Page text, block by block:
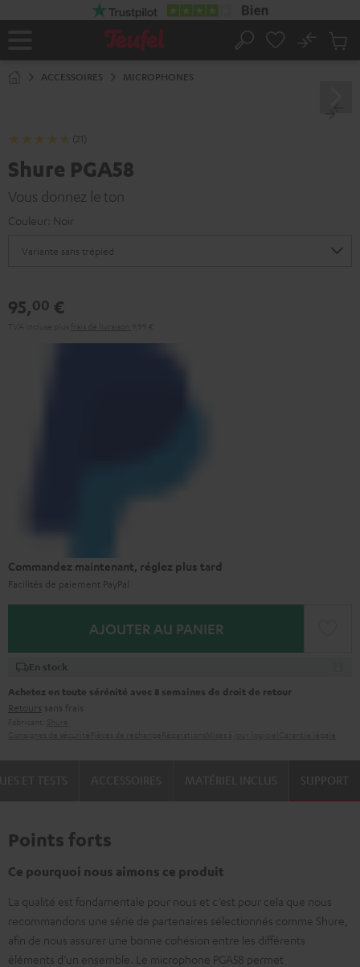
Page
Rechercher
No
ACCESSOIRES MICROPHONES
(21)
Shure PGA58
Vous donnez le ton
Couleur: Noir
95,00 €
Commandez maintenant, réglez plus tard
Facilités de paiement PayPal
AJOUTER AU PANIER
En stock
Achetez en toute sérénité avec 8 semaines de droit de retour
Retours sans frais
SUPPORT
Points forts
Ce pourquoi nous aimons ce produit
La qualité est fondamentale pour nous et c’est pour cela que nous
recommandons une série de partenaires sélectionnés comme Shure,
afin de nous assurer une bonne cohésion entre les différents
éléments d’un ensemble. Le microphone PGA58 permet